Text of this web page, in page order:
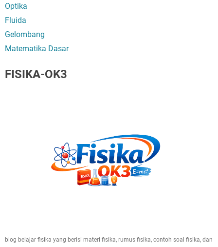
Optika
Fluida
Gelombang
Matematika Dasar
FISIKA-OK3
blog belajar fisika yang berisi materi fisika, rumus fisika, contoh soal fisika, dan